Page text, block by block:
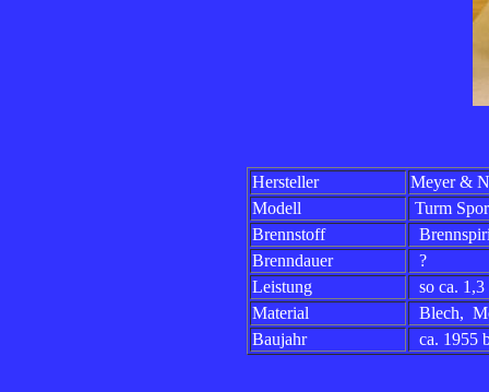
Hersteller
Meyer &
Modell
Turm
Brennstoff
Brenndauer
?
Leistung
so ca.
Material
Blech,
Baujahr
ca. 1955